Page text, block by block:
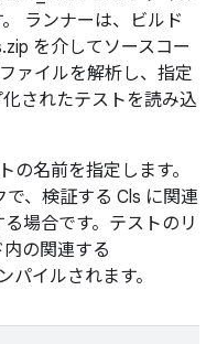
ランナーは、ビルド
を介してソースコー
ァイルを解析し、指定
されたテストを読み込
名前を指定します。
、検証する Cls に関連
場合です。テストのリ
の関連する
パイルされます。